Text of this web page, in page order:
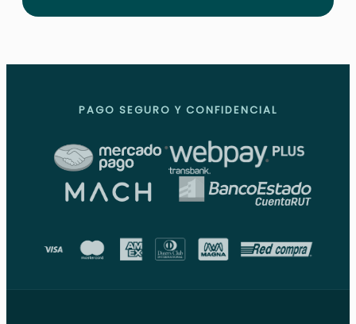
PAGO SEGURO Y CONFIDENCIAL